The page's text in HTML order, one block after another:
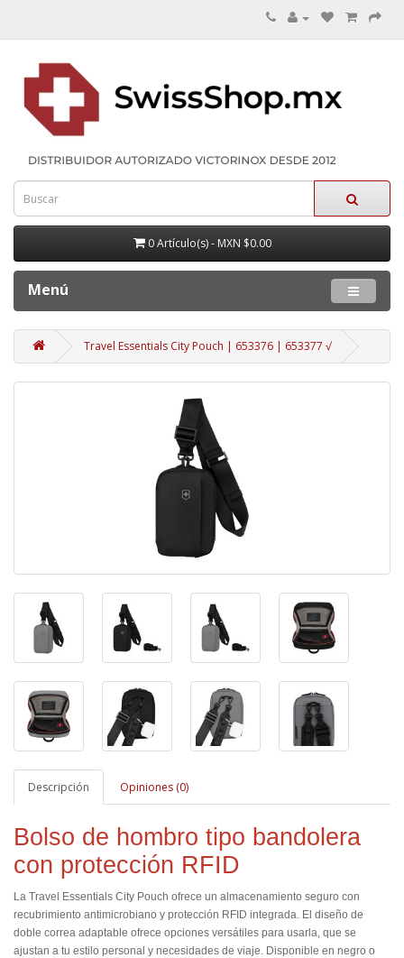
0 Artículo(s) - MXN $0.00
Menú
Travel Essentials City Pouch | 653376 | 653377 √
Descripción Opiniones (0)
Bolso de hombro tipo bandolera
con protección RFID
La Travel Essentials City Pouch ofrece un almacenamiento seguro con
recubrimiento antimicrobiano y protección RFID integrada. El diseño de
doble correa adaptable ofrece opciones versátiles para usarla, que se
ajustan a tu estilo personal y necesidades de viaje. Disponible en negro o